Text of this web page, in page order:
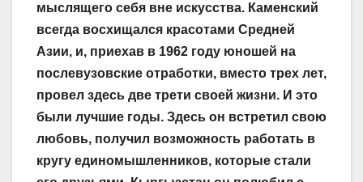
мыслящего себя вне искусства. Каменский
всегда восхищался красотами Средней
Азии, и, приехав в 1962 году юношей на
послевузовские отработки, вместо трех лет,
провел здесь две трети своей жизни. И это
были лучшие годы. Здесь он встретил свою
любовь, получил возможность работать в
кругу единомышленников, которые стали